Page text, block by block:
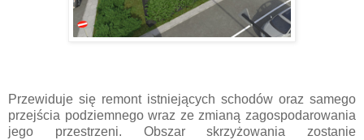
Przewiduje się remont istniejących schodów oraz samego
przejścia podziemnego wraz ze zmianą zagospodarowania
jego przestrzeni. Obszar skrzyżowania zostanie